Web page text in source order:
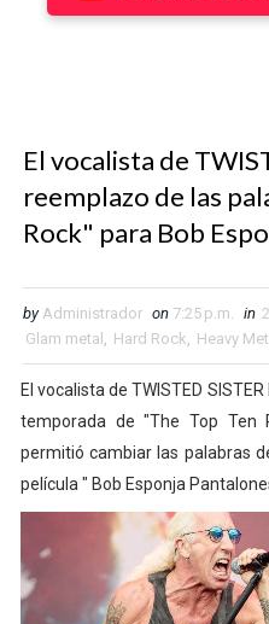
El vocalista de
reemplazo de las
Rock" para Bob
by Administrador on 7:25 p.m. in
Glam metal , Hard Rock, Heavy
El vocalista de TWISTED
temporada de "The Top Ten
permitió cambiar las palabras
película " Bob Esponja